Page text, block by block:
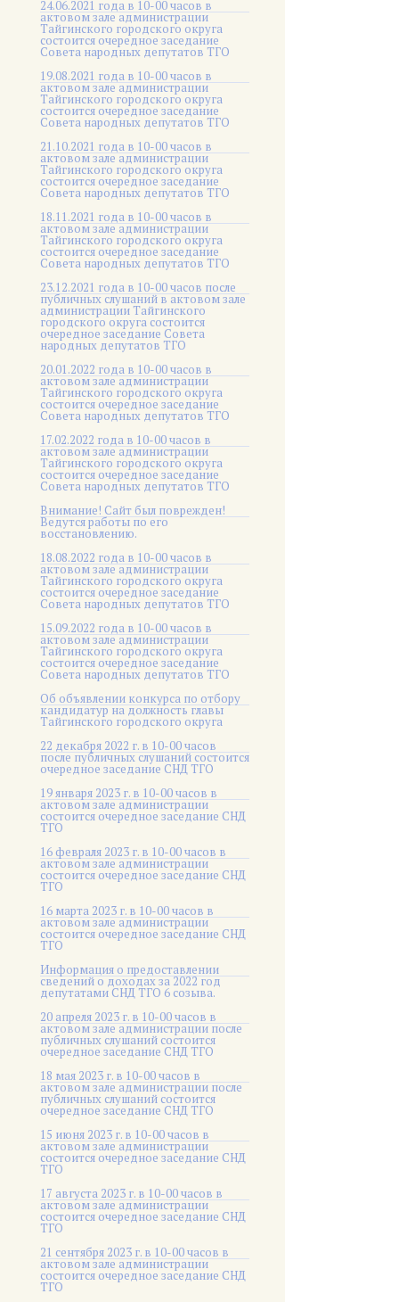
24.06.2021 года в 10-00 часов в
актовом зале администрации
Тайгинского городского округа
состоится очередное заседание
Совета народных депутатов ТГО
19.08.2021 года в 10-00 часов в
актовом зале администрации
Тайгинского городского округа
состоится очередное заседание
Совета народных депутатов ТГО
21.10.2021 года в 10-00 часов в
актовом зале администрации
Тайгинского городского округа
состоится очередное заседание
Совета народных депутатов ТГО
18.11.2021 года в 10-00 часов в
актовом зале администрации
Тайгинского городского округа
состоится очередное заседание
Совета народных депутатов ТГО
23.12.2021 года в 10-00 часов после
публичных слушаний в актовом зале
администрации Тайгинского
городского округа состоится
очередное заседание Совета
народных депутатов ТГО
20.01.2022 года в 10-00 часов в
актовом зале администрации
Тайгинского городского округа
состоится очередное заседание
Совета народных депутатов ТГО
17.02.2022 года в 10-00 часов в
актовом зале администрации
Тайгинского городского округа
состоится очередное заседание
Совета народных депутатов ТГО
Внимание! Сайт был поврежден!
Ведутся работы по его
восстановлению.
18.08.2022 года в 10-00 часов в
актовом зале администрации
Тайгинского городского округа
состоится очередное заседание
Совета народных депутатов ТГО
15.09.2022 года в 10-00 часов в
актовом зале администрации
Тайгинского городского округа
состоится очередное заседание
Совета народных депутатов ТГО
Об объявлении конкурса по отбору
кандидатур на должность главы
Тайгинского городского округа
22 декабря 2022 г. в 10-00 часов
после публичных слушаний состоится
очередное заседание СНД ТГО
19 января 2023 г. в 10-00 часов в
актовом зале администрации
состоится очередное заседание СНД
ТГО
16 февраля 2023 г. в 10-00 часов в
актовом зале администрации
состоится очередное заседание СНД
ТГО
16 марта 2023 г. в 10-00 часов в
актовом зале администрации
состоится очередное заседание СНД
ТГО
Информация о предоставлении
сведений о доходах за 2022 год
депутатами СНД ТГО 6 созыва.
20 апреля 2023 г. в 10-00 часов в
актовом зале администрации после
публичных слушаний состоится
очередное заседание СНД ТГО
18 мая 2023 г. в 10-00 часов в
актовом зале администрации после
публичных слушаний состоится
очередное заседание СНД ТГО
15 июня 2023 г. в 10-00 часов в
актовом зале администрации
состоится очередное заседание СНД
ТГО
17 августа 2023 г. в 10-00 часов в
актовом зале администрации
состоится очередное заседание СНД
ТГО
21 сентября 2023 г. в 10-00 часов в
актовом зале администрации
состоится очередное заседание СНД
ТГО